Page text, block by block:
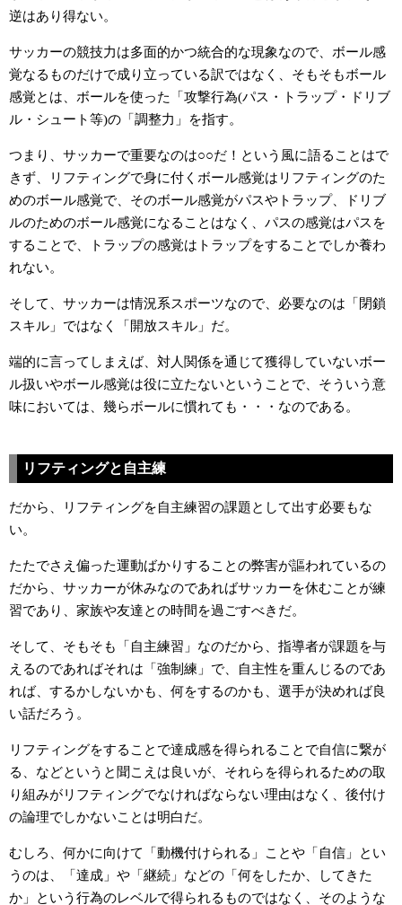
逆はあり得ない。
サッカーの競技力は多面的かつ統合的な現象なので、ボール感
覚なるものだけで成り立っている訳ではなく、そもそもボール
感覚とは、ボールを使った「攻撃行為(パス・トラップ・ドリブ
ル・シュート等)の「調整力」を指す。
つまり、サッカーで重要なのは○○だ！という風に語ることはで
きず、リフティングで身に付くボール感覚はリフティングのた
めのボール感覚で、そのボール感覚がパスやトラップ、ドリブ
ルのためのボール感覚になることはなく、パスの感覚はパスを
することで、トラップの感覚はトラップをすることでしか養わ
れない。
そして、サッカーは情況系スポーツなので、必要なのは「閉鎖
スキル」ではなく「開放スキル」だ。
端的に言ってしまえば、対人関係を通じて獲得していないボー
ル扱いやボール感覚は役に立たないということで、そういう意
味においては、幾らボールに慣れても・・・なのである。
リフティングと自主練
だから、リフティングを自主練習の課題として出す必要もな
い。
たたでさえ偏った運動ばかりすることの弊害が謳われているの
だから、サッカーが休みなのであればサッカーを休むことが練
習であり、家族や友達との時間を過ごすべきだ。
そして、そもそも「自主練習」なのだから、指導者が課題を与
えるのであればそれは「強制練」で、自主性を重んじるのであ
れば、するかしないかも、何をするのかも、選手が決めれば良
い話だろう。
リフティングをすることで達成感を得られることで自信に繋が
る、などというと聞こえは良いが、それらを得られるための取
り組みがリフティングでなければならない理由はなく、後付け
の論理でしかないことは明白だ。
むしろ、何かに向けて「動機付けられる」ことや「自信」とい
うのは、「達成」や「継続」などの「何をしたか、してきた
か」という行為のレベルで得られるものではなく、そのような